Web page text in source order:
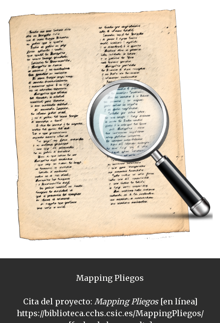
Mapping Pliegos
Cita del proyecto: Mapping Pliegos[en línea]
https://biblioteca.cchs.csic.es/MappingPliegos/